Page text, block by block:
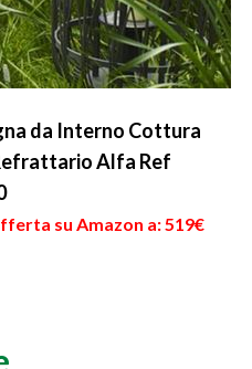
da Interno Cottura
Alfa Ref
su Amazon a: 519€